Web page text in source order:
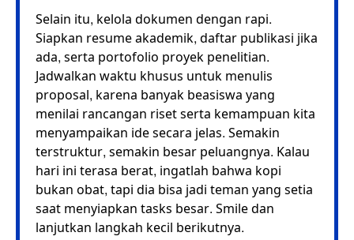
Selain itu, kelola dokumen dengan rapi.
Siapkan resume akademik, daftar publikasi jika
ada, serta portofolio proyek penelitian.
Jadwalkan waktu khusus untuk menulis
proposal, karena banyak beasiswa yang
menilai rancangan riset serta kemampuan kita
menyampaikan ide secara jelas. Semakin
terstruktur, semakin besar peluangnya. Kalau
hari ini terasa berat, ingatlah bahwa kopi
bukan obat, tapi dia bisa jadi teman yang setia
saat menyiapkan tasks besar. Smile dan
lanjutkan langkah kecil berikutnya.